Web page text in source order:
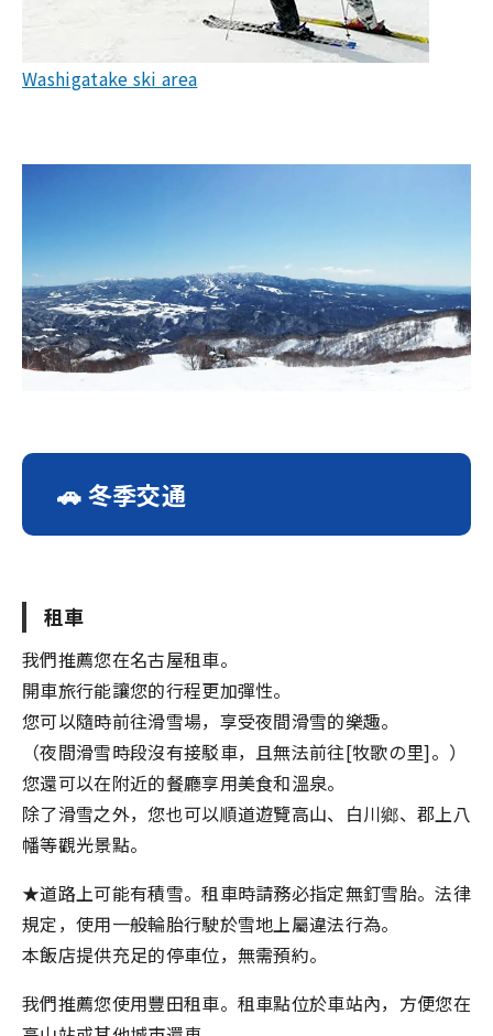
Washigatake ski area
🚗 冬季交通
租車
我們推薦您在名古屋租車。
開車旅行能讓您的行程更加彈性。
您可以隨時前往滑雪場，享受夜間滑雪的樂趣。
（夜間滑雪時段沒有接駁車，且無法前往[牧歌の里]。）
您還可以在附近的餐廳享用美食和溫泉。
除了滑雪之外，您也可以順道遊覽高山、白川鄉、郡上八
幡等觀光景點。
★道路上可能有積雪。租車時請務必指定無釘雪胎。法律
規定，使用一般輪胎行駛於雪地上屬違法行為。
本飯店提供充足的停車位，無需預約。
我們推薦您使用豐田租車。租車點位於車站內，方便您在